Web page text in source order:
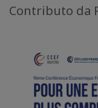
Contributo da